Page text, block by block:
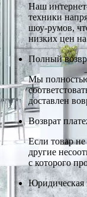
Наш
техники
шоу-румов,
низких цен
Полный
Мы полностью
доставлен
Возврат
Если товар
другие
с которого
Юридическая